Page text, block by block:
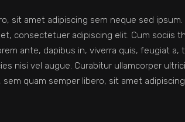
sit amet adipiscing sem neque sed ipsum.
consectetuer adipiscing elit. Cum sociis
ante, dapibus in, viverra quis, feugiat a,
nisi vel augue. Curabitur ullamcorper
quam semper libero, sit amet